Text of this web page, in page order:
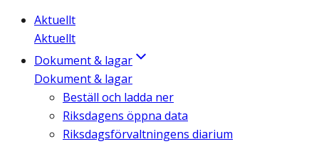
Aktuellt
Aktuellt
Dokument & lagar
Dokument & lagar
Beställ och ladda ner
Riksdagens öppna data
Riksdagsförvaltningens diarium